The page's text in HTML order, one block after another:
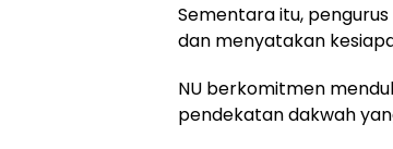
Sementara itu,
dan menyatakan
NU berkomitmen
pendekatan dakwah